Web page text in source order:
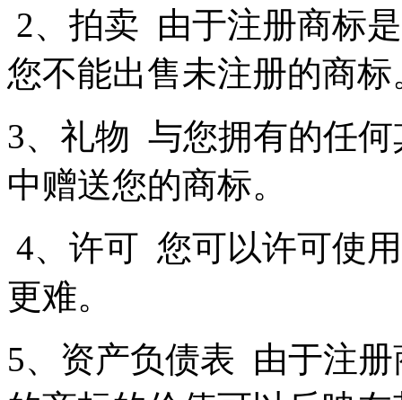
2、拍卖 由于注册商标
您不能出售未注册的商
3、礼物 与您拥有的任
中赠送您的商标。
4、许可 您可以许可使
更难。
5、资产负债表 由于注